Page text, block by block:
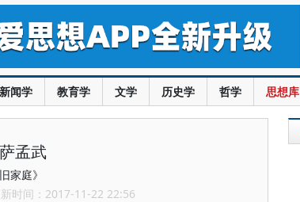
新闻学 教育学 文学 历史学 哲学 思想库
孟武
家庭》
时间：2017-11-22 22:56